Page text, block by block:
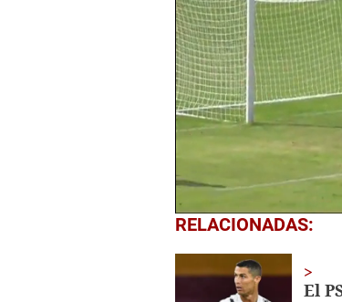
0
seconds
secondsVolume
RELACIONADAS:
El